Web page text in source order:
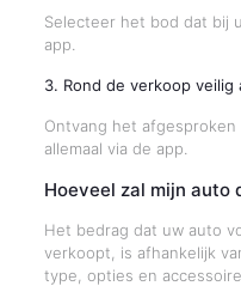
Selecteer het bod dat bij
app.
3. Rond de verkoop veilig
Ontvang het afgesproken
allemaal via de app.
Hoeveel zal mijn auto
Het bedrag dat uw auto
verkoopt, is afhankelijk
type, opties en